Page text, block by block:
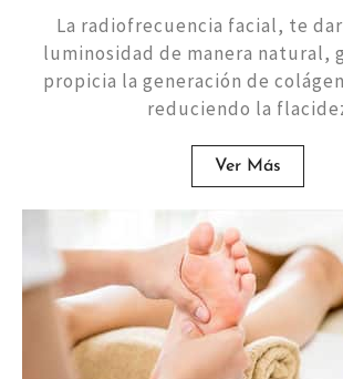
La radiofrecuencia facial, te
luminosidad de manera natural,
propicia la generación de
reduciendo la
Ver Más